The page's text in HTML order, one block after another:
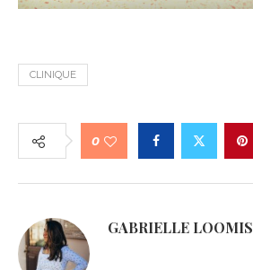
CLINIQUE
0
GABRIELLE LOOMIS